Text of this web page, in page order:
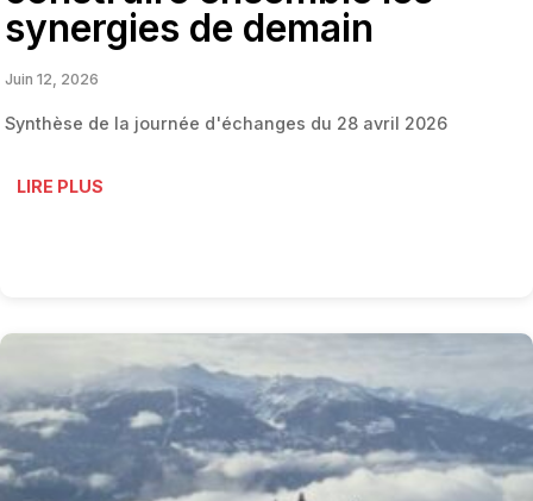
synergies de demain
Juin 12, 2026
Synthèse de la journée d'échanges du 28 avril 2026
LIRE PLUS